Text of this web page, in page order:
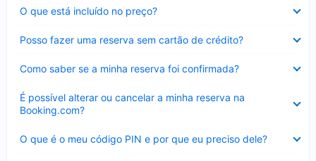
O que está incluído no preço?
Posso fazer uma reserva sem cartão de crédito?
Como saber se a minha reserva foi confirmada?
É possível alterar ou cancelar a minha reserva na
Booking.com?
Contraído
O que é o meu código PIN e por que eu preciso dele?